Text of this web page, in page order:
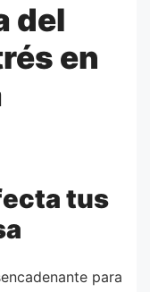
del
en
tus
para